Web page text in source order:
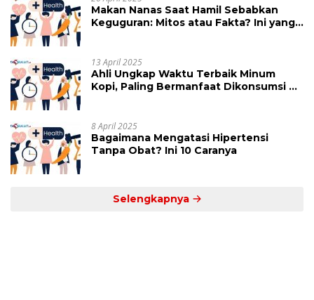
Makan Nanas Saat Hamil Sebabkan
Keguguran: Mitos atau Fakta? Ini yang
13 April 2025
Ahli Ungkap Waktu Terbaik Minum
Kopi, Paling Bermanfaat Dikonsumsi di
8 April 2025
Bagaimana Mengatasi Hipertensi
Tanpa Obat? Ini 10 Caranya
Selengkapnya